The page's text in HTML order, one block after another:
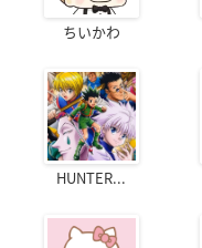
ちいかわ
HUNTER...